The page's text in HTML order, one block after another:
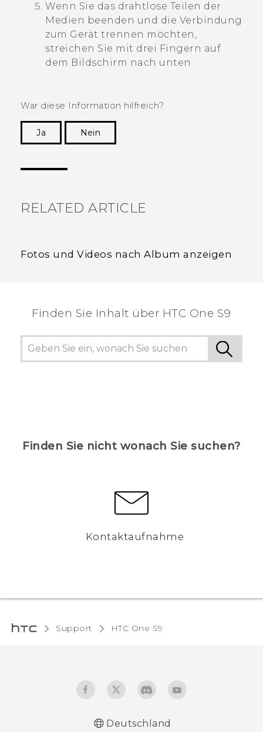
Wenn Sie das drahtlose Teilen der
Medien beenden und die Verbindung
zum Gerät trennen möchten,
streichen Sie mit drei Fingern auf
dem Bildschirm nach unten.
War diese Information hilfreich?
Ja
Nein
RELATED ARTICLE
Fotos und Videos nach Album anzeigen
Finden Sie Inhalt über‎ HTC One S9
Finden Sie nicht wonach Sie suchen?
Kontaktaufnahme
Support HTC One S9‎
Deutschland